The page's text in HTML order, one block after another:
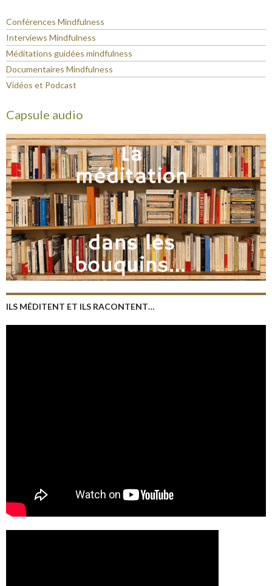
Conférences Mindfulness
Interviews Mindfulness
Méditations guidées mindfulness
Documentaires Mindfulness
Vidéos et Podcast
Capsule audio
ILS MÉDITENT ET ILS RACONTENT…